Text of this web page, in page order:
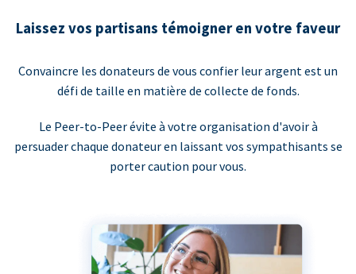
Laissez vos partisans témoigner en votre faveur
Convaincre les donateurs de vous confier leur argent est un
défi de taille en matière de collecte de fonds.
Le Peer-to-Peer évite à votre organisation d'avoir à
persuader chaque donateur en laissant vos sympathisants se
porter caution pour vous.